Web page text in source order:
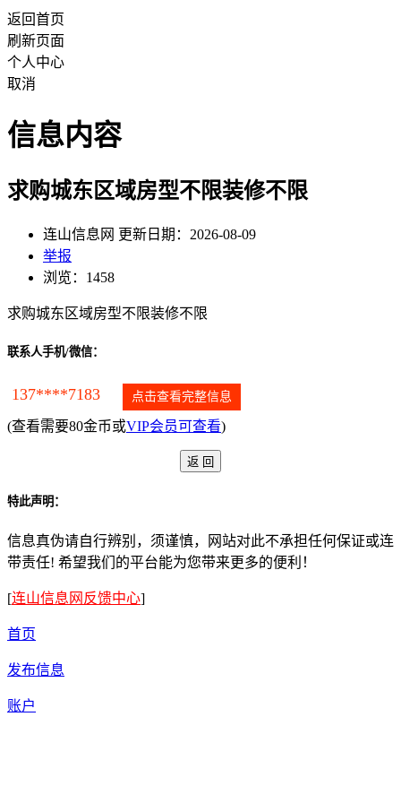
返回首页
刷新页面
个人中心
取消
信息内容
求购城东区域房型不限装修不限
连山信息网 更新日期：2026-08-09
举报
浏览：1458
求购城东区域房型不限装修不限
联系人手机/微信：
137****7183 点击查看完整信息
(查看需要80金币或VIP会员可查看)
特此声明：
信息真伪请自行辨别，须谨慎，网站对此不承担任何保证或连
带责任! 希望我们的平台能为您带来更多的便利！
[连山信息网反馈中心]
首页
发布信息
账户